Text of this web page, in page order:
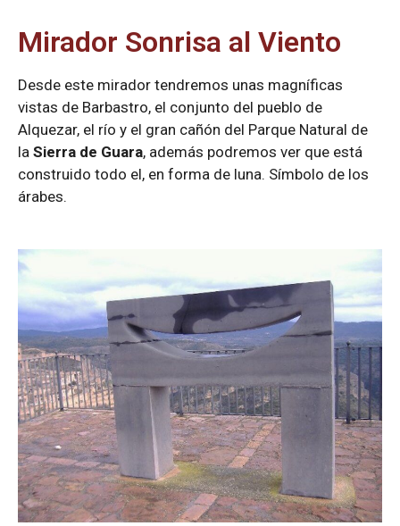
Mirador Sonrisa al Viento
Desde este mirador tendremos unas magníficas
vistas de Barbastro, el conjunto del pueblo de
Alquezar, el río y el gran cañón del Parque Natural de
la Sierra de Guara, además podremos ver que está
construido todo el, en forma de luna. Símbolo de los
árabes.